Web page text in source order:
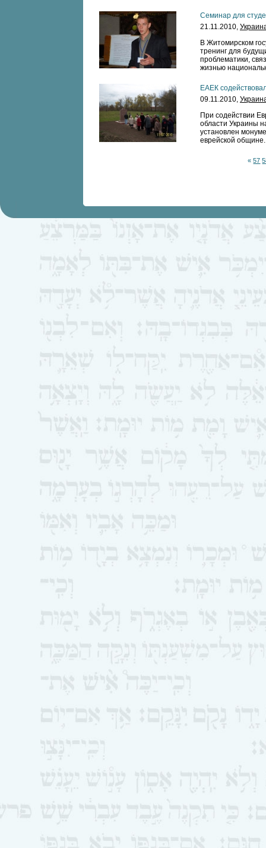
Семинар для
21.11.2010,
В Житомирском
тренинг для
проблематики,
жизнью
ЕАЕК
09.11.2010,
При содействии
области Украины
установлен
еврейской общине.
« 57